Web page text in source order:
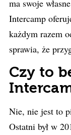
ma swoje
Intercamp
każdym razem
sprawia, że
Czy to
Nie, nie jest to
Ostatni był w